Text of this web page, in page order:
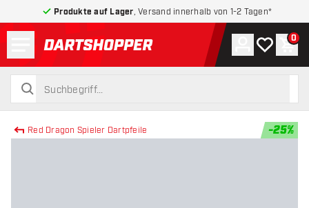
Produkte auf Lager , Versand innerhalb von 1-2 Tagen*
zurück zur Startseite
suchen
suchen
Konto
Meine 0
Red Dragon Spieler Dartpfeile -25%